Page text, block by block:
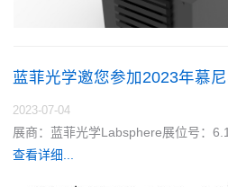
蓝菲光学邀您参加2023年慕
2023-07-04
展商：蓝菲光学Labsphere展位号：
查看详细...